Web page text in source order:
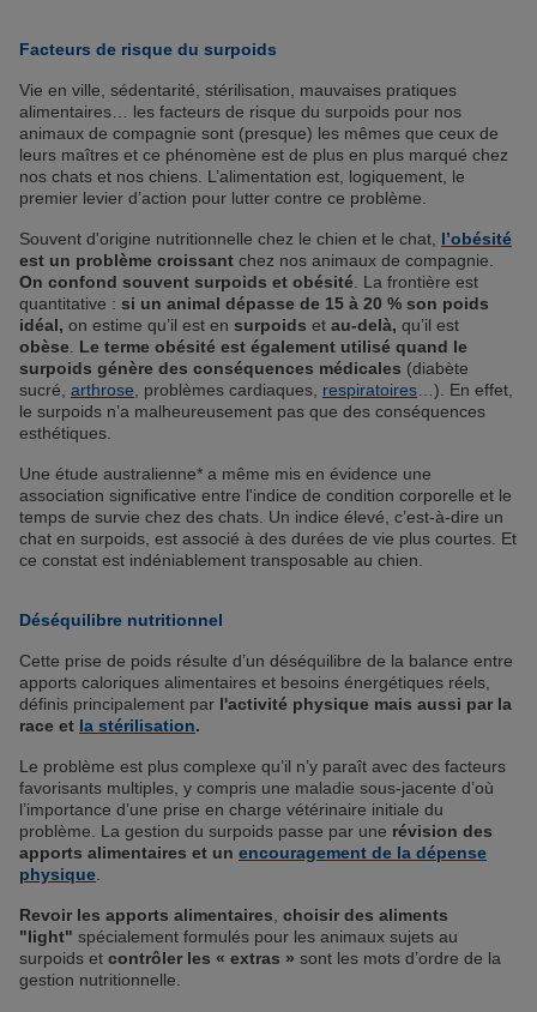
Facteurs de risque du surpoids
Vie en ville, sédentarité, stérilisation, mauvaises pratiques
alimentaires… les facteurs de risque du surpoids pour nos
animaux de compagnie sont (presque) les mêmes que ceux de
leurs maîtres et ce phénomène est de plus en plus marqué chez
nos chats et nos chiens. L’alimentation est, logiquement, le
premier levier d’action pour lutter contre ce problème.
Souvent d'origine nutritionnelle chez le chien et le chat, l’obésité
est un problème croissant chez nos animaux de compagnie.
On confond souvent surpoids et obésité . La frontière est
quantitative : si un animal dépasse de 15 à 20 % son poids
idéal, on estime qu’il est en surpoids et au-delà, qu’il est
obèse Le terme obésité est également utilisé quand le
surpoids génère des conséquences médicales (diabète
sucré, arthrose , problèmes cardiaques, respiratoires …). En effet,
le surpoids n’a malheureusement pas que des conséquences
esthétiques.
Une étude australienne* a même mis en évidence une
association significative entre l'indice de condition corporelle et le
temps de survie chez des chats. Un indice élevé, c’est-à-dire un
chat en surpoids, est associé à des durées de vie plus courtes. Et
ce constat est indéniablement transposable au chien.
Déséquilibre nutritionnel
Cette prise de poids résulte d’un déséquilibre de la balance entre
apports caloriques alimentaires et besoins énergétiques réels,
définis principalement par l'activité physique mais aussi par la
race et la stérilisation.
Le problème est plus complexe qu’il n’y paraît avec des facteurs
favorisants multiples, y compris une maladie sous-jacente d’où
l’importance d’une prise en charge vétérinaire initiale du
problème. La gestion du surpoids passe par une révision des
apports alimentaires et un encouragement de la dépense
physique
Revoir les apports alimentaires choisir des aliments
"light" spécialement formulés pour les animaux sujets au
surpoids et contrôler les « extras » sont les mots d’ordre de la
gestion nutritionnelle.